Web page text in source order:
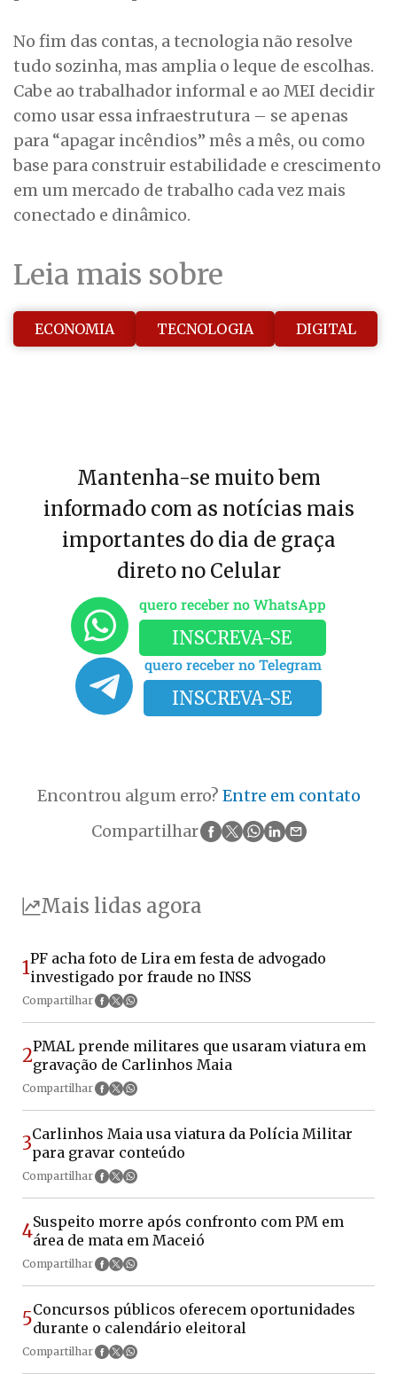
No fim das contas, a tecnologia não resolve
tudo sozinha, mas amplia o leque de escolhas.
Cabe ao trabalhador informal e ao MEI decidir
como usar essa infraestrutura – se apenas
para “apagar incêndios” mês a mês, ou como
base para construir estabilidade e crescimento
em um mercado de trabalho cada vez mais
conectado e dinâmico.
Leia mais sobre
ECONOMIA TECNOLOGIA DIGITAL
Mantenha-se muito bem
informado com as notícias mais
importantes do dia de graça
direto no Celular
quero receber no WhatsApp
INSCREVA-SE
quero receber no Telegram
INSCREVA-SE
Encontrou algum erro? Entre em contato
Compartilhar
Mais lidas agora
1PF acha foto de Lira em festa de advogado
investigado por fraude no INSS
Compartilhar
2PMAL prende militares que usaram viatura em
gravação de Carlinhos Maia
Compartilhar
3Carlinhos Maia usa viatura da Polícia Militar
para gravar conteúdo
Compartilhar
4Suspeito morre após confronto com PM em
área de mata em Maceió
Compartilhar
5Concursos públicos oferecem oportunidades
durante o calendário eleitoral
Compartilhar